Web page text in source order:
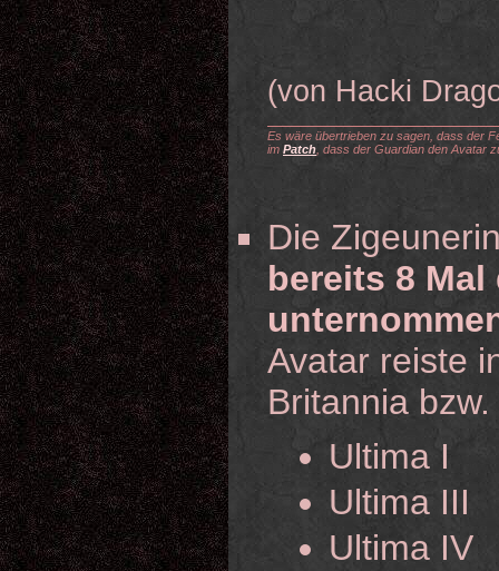
(von Hacki
Es wäre übertrieben zu sagen, dass der
im Patch , dass der Guardian den Avatar
Die
bereits 8 Mal
Avatar reiste
Britannia
Ultima I
Ultima III
Ultima IV